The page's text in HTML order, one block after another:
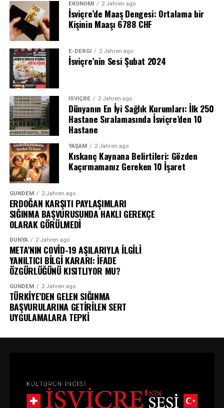
EKONOMI 2 Jahren ago
İsviçre’de Maaş Dengesi: Ortalama bir
Kişinin Maaşı 6788 CHF
E-DERGI 2 Jahren ago
İsviçre’nin Sesi Şubat 2024
İSVIÇRE 2 Jahren ago
Dünyanın En İyi Sağlık Kurumları: İlk 250
Hastane Sıralamasında İsviçre’den 10
Hastane
YAŞAM 2 Jahren ago
Kıskanç Kaynana Belirtileri: Gözden
Kaçırmamanız Gereken 10 İşaret
GÜNDEM 2 Jahren ago
ERDOĞAN KARŞITI PAYLAŞIMLARI
SIĞINMA BAŞVURUSUNDA HAKLI GEREKÇE
OLARAK GÖRÜLMEDİ
DÜNYA 2 Jahren ago
META’NIN COVİD-19 AŞILARIYLA İLGİLİ
YANILTICI BİLGİ KARARI: İFADE
ÖZGÜRLÜĞÜNÜ KISITLIYOR MU?
GÜNDEM 2 Jahren ago
TÜRKİYE’DEN GELEN SIĞINMA
BAŞVURULARINA GETİRİLEN SERT
UYGULAMALARA TEPKİ